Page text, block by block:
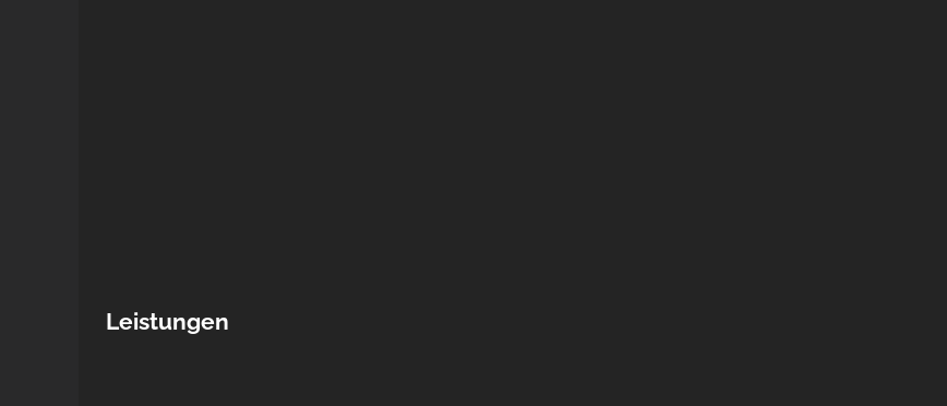
Leistungen